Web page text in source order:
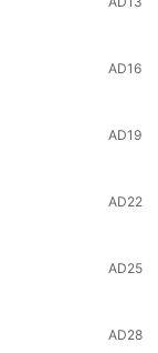
AD16
AD19
AD22
AD25
AD28